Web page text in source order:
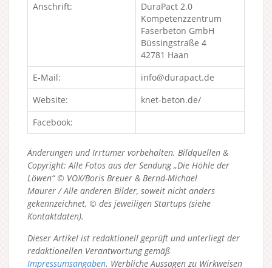
Anschrift:
DuraPact 2.0
Kompetenzzentrum
Faserbeton GmbH
Büssingstraße 4
42781 Haan
E-Mail:
info@durapact.de
Website:
knet-beton.de/
Facebook:
Änderungen und Irrtümer vorbehalten. Bildquellen &
Copyright: Alle Fotos aus der Sendung „Die Höhle der
Löwen“ © VOX/Boris Breuer & Bernd-Michael
Maurer / Alle anderen Bilder, soweit nicht anders
gekennzeichnet, © des jeweiligen Startups (siehe
Kontaktdaten).
Dieser Artikel ist redaktionell geprüft und unterliegt der
redaktionellen Verantwortung gemäß
Impressumsangaben. Werbliche Aussagen zu Wirkweisen